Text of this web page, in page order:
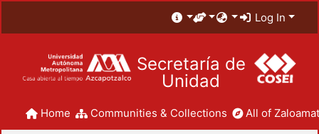
Log In
Secretaría de
Unidad
Home Communities & Collections All of